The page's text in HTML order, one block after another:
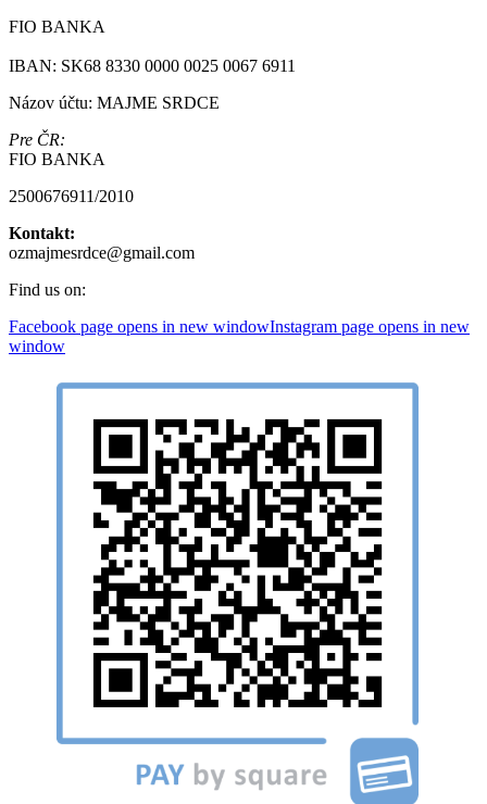
FIO BANKA
IBAN: SK68 8330 0000 0025 0067 6911
Názov účtu: MAJME SRDCE
Pre ČR:
FIO BANKA
2500676911/2010
Kontakt:
ozmajmesrdce@gmail.com
Find us on:
Facebook page opens in new windowInstagram page opens in new
window